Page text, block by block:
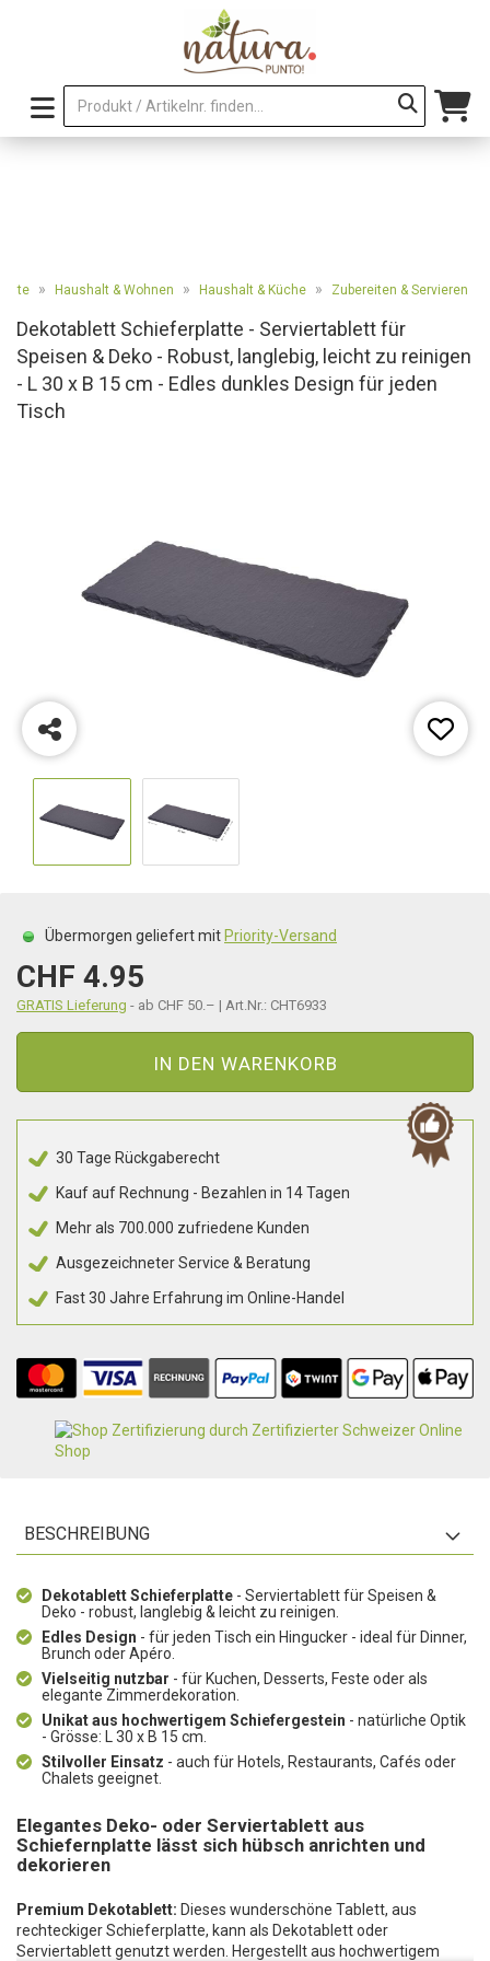
» Haushalt & Wohnen » Haushalt & Küche » Zubereiten & Servieren
Dekotablett Schieferplatte - Serviertablett für
Speisen & Deko - Robust, langlebig, leicht zu reinigen
- L 30 x B 15 cm - Edles dunkles Design für jeden
Tisch
Übermorgen geliefert mit Priority-Versand
CHF 4.95
GRATIS Lieferung - ab CHF 50.– | Art.Nr.: CHT6933
IN DEN WARENKORB
30 Tage Rückgaberecht
Kauf auf Rechnung - Bezahlen in 14 Tagen
Mehr als 700.000 zufriedene Kunden
Ausgezeichneter Service & Beratung
Fast 30 Jahre Erfahrung im Online-Handel
BESCHREIBUNG
Dekotablett Schieferplatte - Serviertablett für Speisen &
Deko - robust, langlebig & leicht zu reinigen.
Edles Design - für jeden Tisch ein Hingucker - ideal für Dinner,
Brunch oder Apéro.
Vielseitig nutzbar - für Kuchen, Desserts, Feste oder als
elegante Zimmerdekoration.
Unikat aus hochwertigem Schiefergestein - natürliche Optik
- Grösse: L 30 x B 15 cm.
Stilvoller Einsatz - auch für Hotels, Restaurants, Cafés oder
Chalets geeignet.
Elegantes Deko- oder Serviertablett aus
Schiefernplatte lässt sich hübsch anrichten und
dekorieren
Premium Dekotablett: Dieses wunderschöne Tablett, aus
rechteckiger Schieferplatte, kann als Dekotablett oder
Serviertablett genutzt werden. Hergestellt aus hochwertigem